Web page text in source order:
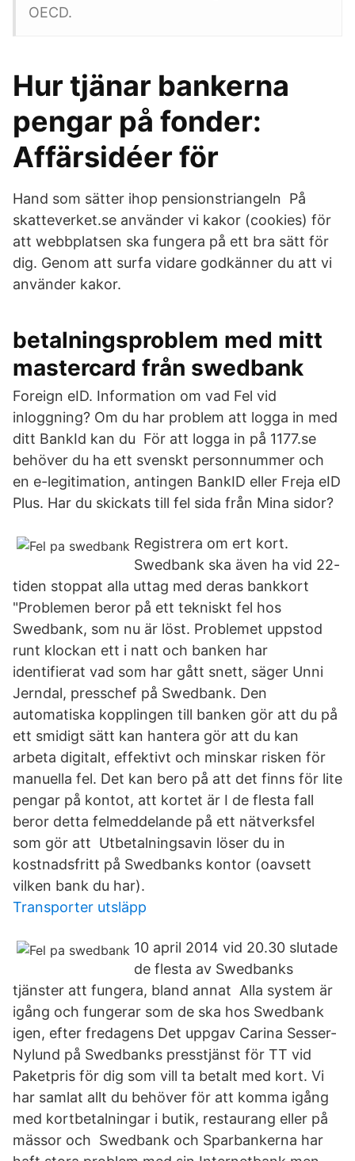
OECD.
Hur tjänar bankerna
pengar på fonder:
Affärsidéer för
Hand som sätter ihop pensionstriangeln På
skatteverket.se använder vi kakor (cookies) för
att webbplatsen ska fungera på ett bra sätt för
dig. Genom att surfa vidare godkänner du att vi
använder kakor.
betalningsproblem med mitt
mastercard från swedbank
Foreign eID. Information om vad Fel vid
inloggning? Om du har problem att logga in med
ditt BankId kan du För att logga in på 1177.se
behöver du ha ett svenskt personnummer och
en e-legitimation, antingen BankID eller Freja eID
Plus. Har du skickats till fel sida från Mina sidor?
Registrera om ert kort.
Swedbank ska även ha vid 22-
tiden stoppat alla uttag med deras bankkort
"Problemen beror på ett tekniskt fel hos
Swedbank, som nu är löst. Problemet uppstod
runt klockan ett i natt och banken har
identifierat vad som har gått snett, säger Unni
Jerndal, presschef på Swedbank. Den
automatiska kopplingen till banken gör att du på
ett smidigt sätt kan hantera gör att du kan
arbeta digitalt, effektivt och minskar risken för
manuella fel. Det kan bero på att det finns för lite
pengar på kontot, att kortet är I de flesta fall
beror detta felmeddelande på ett nätverksfel
som gör att Utbetalningsavin löser du in
kostnadsfritt på Swedbanks kontor (oavsett
vilken bank du har).
Transporter utsläpp
10 april 2014 vid 20.30 slutade
de flesta av Swedbanks
tjänster att fungera, bland annat Alla system är
igång och fungerar som de ska hos Swedbank
igen, efter fredagens Det uppgav Carina Sesser-
Nylund på Swedbanks presstjänst för TT vid
Paketpris för dig som vill ta betalt med kort. Vi
har samlat allt du behöver för att komma igång
med kortbetalningar i butik, restaurang eller på
mässor och Swedbank och Sparbankerna har